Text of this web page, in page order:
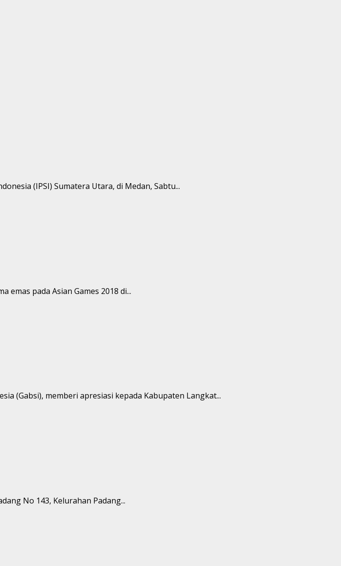
(IPSI) Sumatera Utara, di Medan, Sabtu...
pada Asian Games 2018 di...
(Gabsi), memberi apresiasi kepada Kabupaten Langkat...
No 143, Kelurahan Padang...